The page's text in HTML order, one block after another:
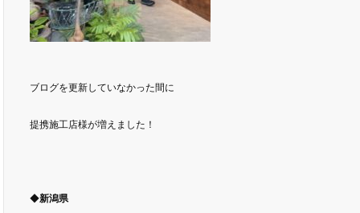
ブログを更新していなかった間に
提携施工店様が増えました！
◆新潟県